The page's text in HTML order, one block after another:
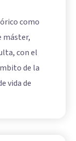
como
máster,
con el
de la
vida de